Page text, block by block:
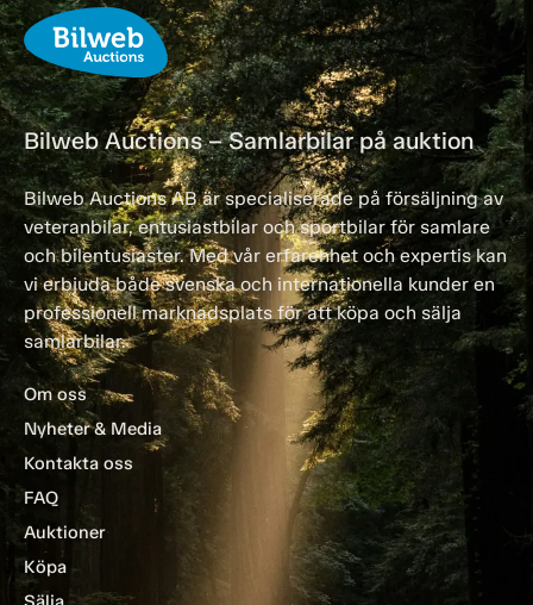
Bilweb Auctions – Samlarbilar på auktion
Bilweb Auctions AB är specialiserade på försäljning av
veteranbilar, entusiastbilar och sportbilar för samlare
och bilentusiaster. Med vår erfarenhet och expertis kan
vi erbjuda både svenska och internationella kunder en
professionell marknadsplats för att köpa och sälja
samlarbilar.
Om oss
Nyheter & Media
Kontakta oss
FAQ
Auktioner
Köpa